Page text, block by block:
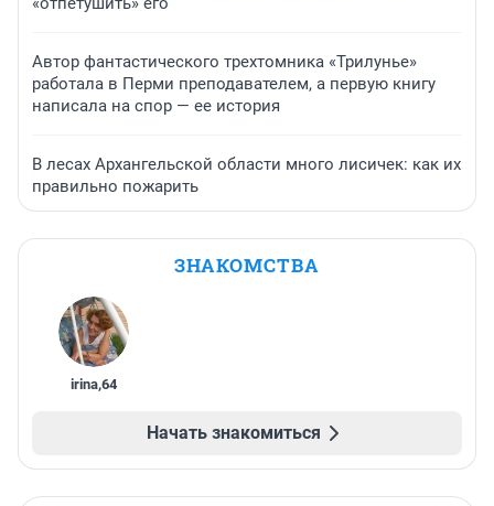
Автор фантастического трехтомника «Трилунье»
работала в Перми преподавателем, а первую книгу
написала на спор — ее история
В лесах Архангельской области много лисичек: как их
правильно пожарить
ЗНАКОМСТВА
irina,64
Начать знакомиться